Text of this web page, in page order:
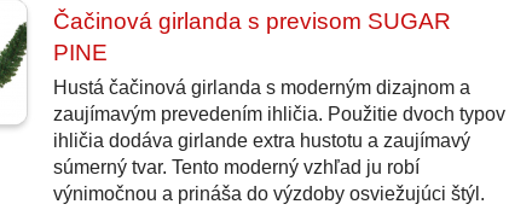
Čačinová girlanda s previsom SUGAR
PINE
Hustá čačinová girlanda s moderným dizajnom a
zaujímavým prevedením ihličia. Použitie dvoch typov
ihličia dodáva girlande extra hustotu a zaujímavý
súmerný tvar. Tento moderný vzhľad ju robí
výnimočnou a prináša do výzdoby osviežujúci štýl.